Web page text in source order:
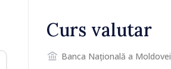
Curs valutar
Banca Națională a Moldovei